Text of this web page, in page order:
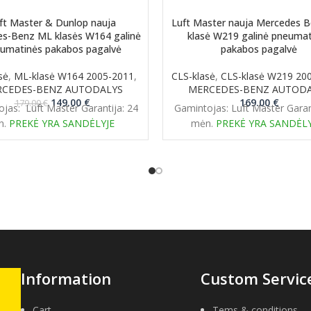
Master & Dunlop nauja
Benz ML klasės W164 galinė
pakabos pagalvė
, ML-klasė W164 2005-2011 ,
BENZ AUTODALYS
179.00€ Original
price
was:
179.00 €.
149.00€Current
price
is:
149.00 €.
Luft Master Garantija: 24
PREKĖ YRA SANDĖLYJE
Luft Master nauja Mercedes
klasė W219 galinė
pakabos pagalvė
CLS-klasė, CLS-klasė W219
MERCEDES-BENZ
169.00€
Gamintojas: Luft Master
mėn. PREKĖ YRA
Information Custom